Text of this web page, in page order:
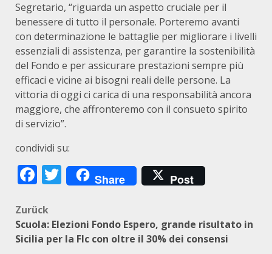
Segretario, “riguarda un aspetto cruciale per il
benessere di tutto il personale. Porteremo avanti
con determinazione le battaglie per migliorare i livelli
essenziali di assistenza, per garantire la sostenibilità
del Fondo e per assicurare prestazioni sempre più
efficaci e vicine ai bisogni reali delle persone. La
vittoria di oggi ci carica di una responsabilità ancora
maggiore, che affronteremo con il consueto spirito
di servizio”.
condividi su:
Facebook
Twitter
Share Post
Beitragsnavigation
Zurück
Scuola: Elezioni Fondo Espero, grande risultato in
Sicilia per la Flc con oltre il 30% dei consensi